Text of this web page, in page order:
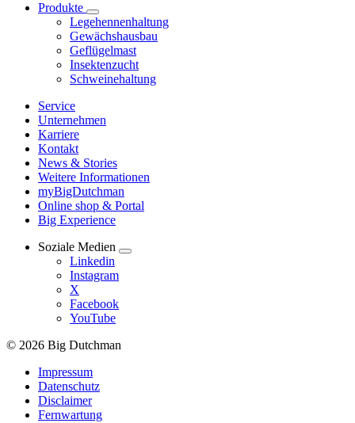
Produkte
Legehennenhaltung
Gewächshausbau
Geflügelmast
Insektenzucht
Schweinehaltung
Service
Unternehmen
Karriere
Kontakt
News & Stories
Weitere Informationen
myBigDutchman
Online shop & Portal
Big Experience
Soziale Medien
Linkedin
Instagram
X
Facebook
YouTube
© 2026 Big Dutchman
Impressum
Datenschutz
Disclaimer
Fernwartung